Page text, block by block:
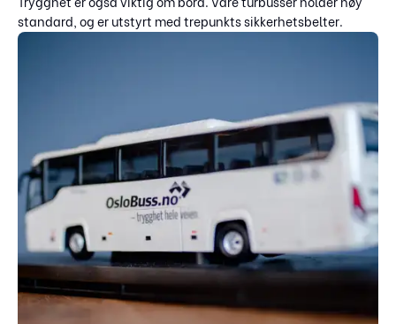
standard, og er utstyrt med trepunkts sikkerhetsbelter.